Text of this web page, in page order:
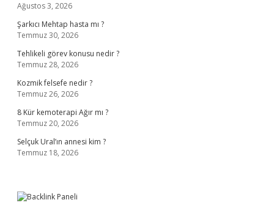
Ağustos 3, 2026
Şarkıcı Mehtap hasta mı ?
Temmuz 30, 2026
Tehlikeli görev konusu nedir ?
Temmuz 28, 2026
Kozmik felsefe nedir ?
Temmuz 26, 2026
8 Kür kemoterapi Ağır mı ?
Temmuz 20, 2026
Selçuk Ural’ın annesi kim ?
Temmuz 18, 2026